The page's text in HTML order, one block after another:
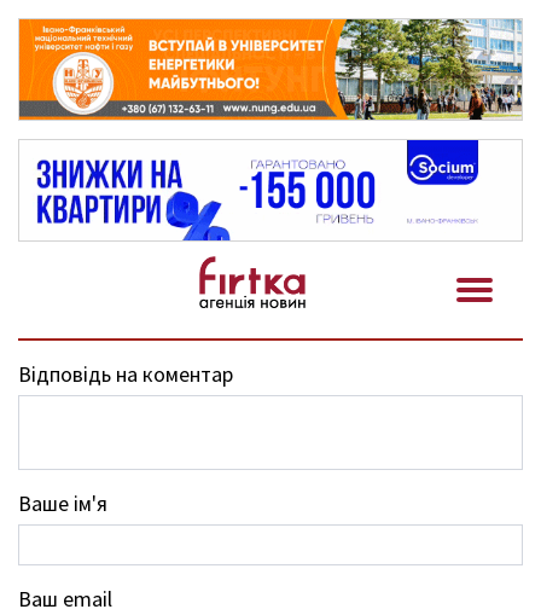
Відповідь на коментар
Ваше ім'я
Ваш email